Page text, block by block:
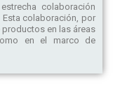
colaboración
colaboración, por
en las áreas
en el marco de